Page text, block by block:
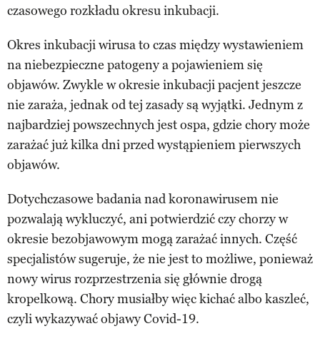
czasowego rozkładu okresu inkubacji.
Okres inkubacji wirusa to czas między wystawieniem
na niebezpieczne patogeny a pojawieniem się
objawów. Zwykle w okresie inkubacji pacjent jeszcze
nie zaraża, jednak od tej zasady są wyjątki. Jednym z
najbardziej powszechnych jest ospa, gdzie chory może
zarażać już kilka dni przed wystąpieniem pierwszych
objawów.
Dotychczasowe badania nad koronawirusem nie
pozwalają wykluczyć, ani potwierdzić czy chorzy w
okresie bezobjawowym mogą zarażać innych. Część
specjalistów sugeruje, że nie jest to możliwe, ponieważ
nowy wirus rozprzestrzenia się głównie drogą
kropelkową. Chory musiałby więc kichać albo kaszleć,
czyli wykazywać objawy Covid-19.